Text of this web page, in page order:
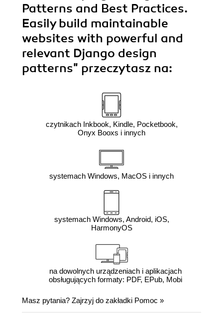
Patterns and Best Practices.
Easily build maintainable
websites with powerful and
relevant Django design
patterns" przeczytasz na:
czytnikach Inkbook, Kindle, Pocketbook,
Onyx Booxs i innych
systemach Windows, MacOS i innych
systemach Windows, Android, iOS,
HarmonyOS
na dowolnych urządzeniach i aplikacjach
obsługujących formaty: PDF, EPub, Mobi
Masz pytania? Zajrzyj do zakładki Pomoc »